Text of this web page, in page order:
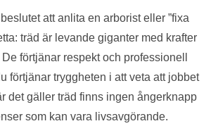
att anlita en arborist eller ”fixa
träd är levande giganter med krafter
förtjänar respekt och professionell
förtjänar tryggheten i att veta att jobbet
det gäller träd finns ingen ångerknapp
som kan vara livsavgörande.